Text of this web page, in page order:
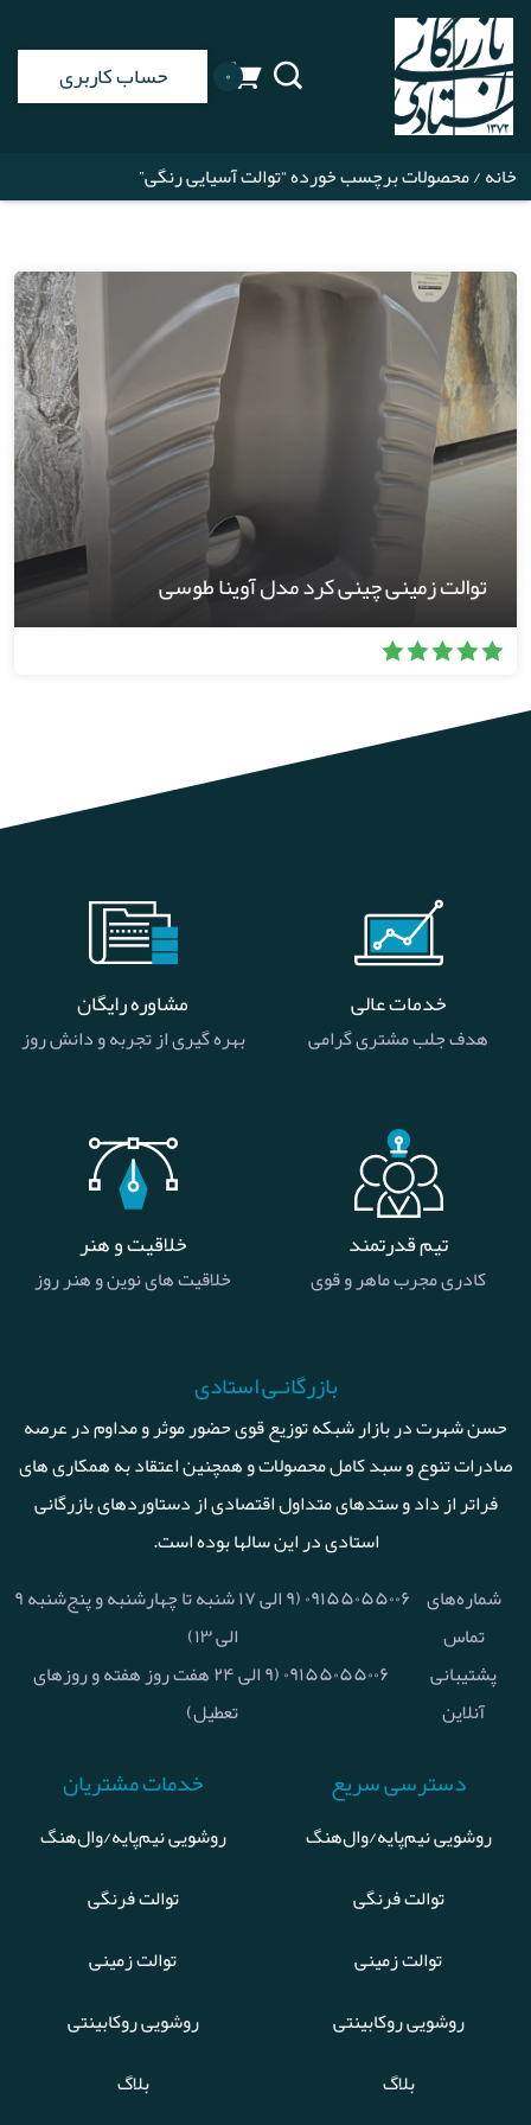
۰ حساب کاربری
خانه/ محصولات برچسب خورده “توالت آسیایی رنگی”
توالت زمینی چینی کرد مدل آوینا طوسی
خدمات عالی
هدف جلب مشتری گرامی
مشاوره رایگان
بهره گیری از تجربه و دانش روز
تیم قدرتمند
کادری مجرب ماهر و قوی
خلاقیت و هنر
خلاقیت های نوین و هنر روز
بازرگانـی استادی
حسن شهرت در بازار شبکه توزیع قوی حضور موثر و مداوم در عرصه
صادرات تنوع و سبد کامل محصولات و همچنین اعتقاد به همکاری های
فراتر از داد و ستدهای متداول اقتصادی از دستاوردهای بازرگانی
استادی در این سالها بوده است.
شماره‌های
تماس
۰۹۱۵۵۰۵۵۰۰۶ (۹ الی ۱۷ شنبه تا چهارشنبه و پنج‌شنبه ۹
الی ۱۳)
پشتیبانی
آنلاین
۰۹۱۵۵۰۵۵۰۰۶ (۹ الی ۲۴ هفت روز هفته و روزهای
تعطیل)
دسترسی سریع
روشویی نیم‌پایه/وال‌هنگ
توالت فرنگی
توالت زمینی
روشویی روکابینتی
بلاگ
خدمات مشتریان
روشویی نیم‌پایه/وال‌هنگ
توالت فرنگی
توالت زمینی
روشویی روکابینتی
بلاگ